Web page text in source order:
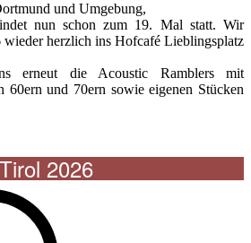
und Umgebung,
nun schon zum 19. Mal statt. Wir
wieder herzlich ins Hofcafé Lieblingsplatz
erneut die Acoustic Ramblers mit
60ern und 70ern sowie eigenen Stücken
2026